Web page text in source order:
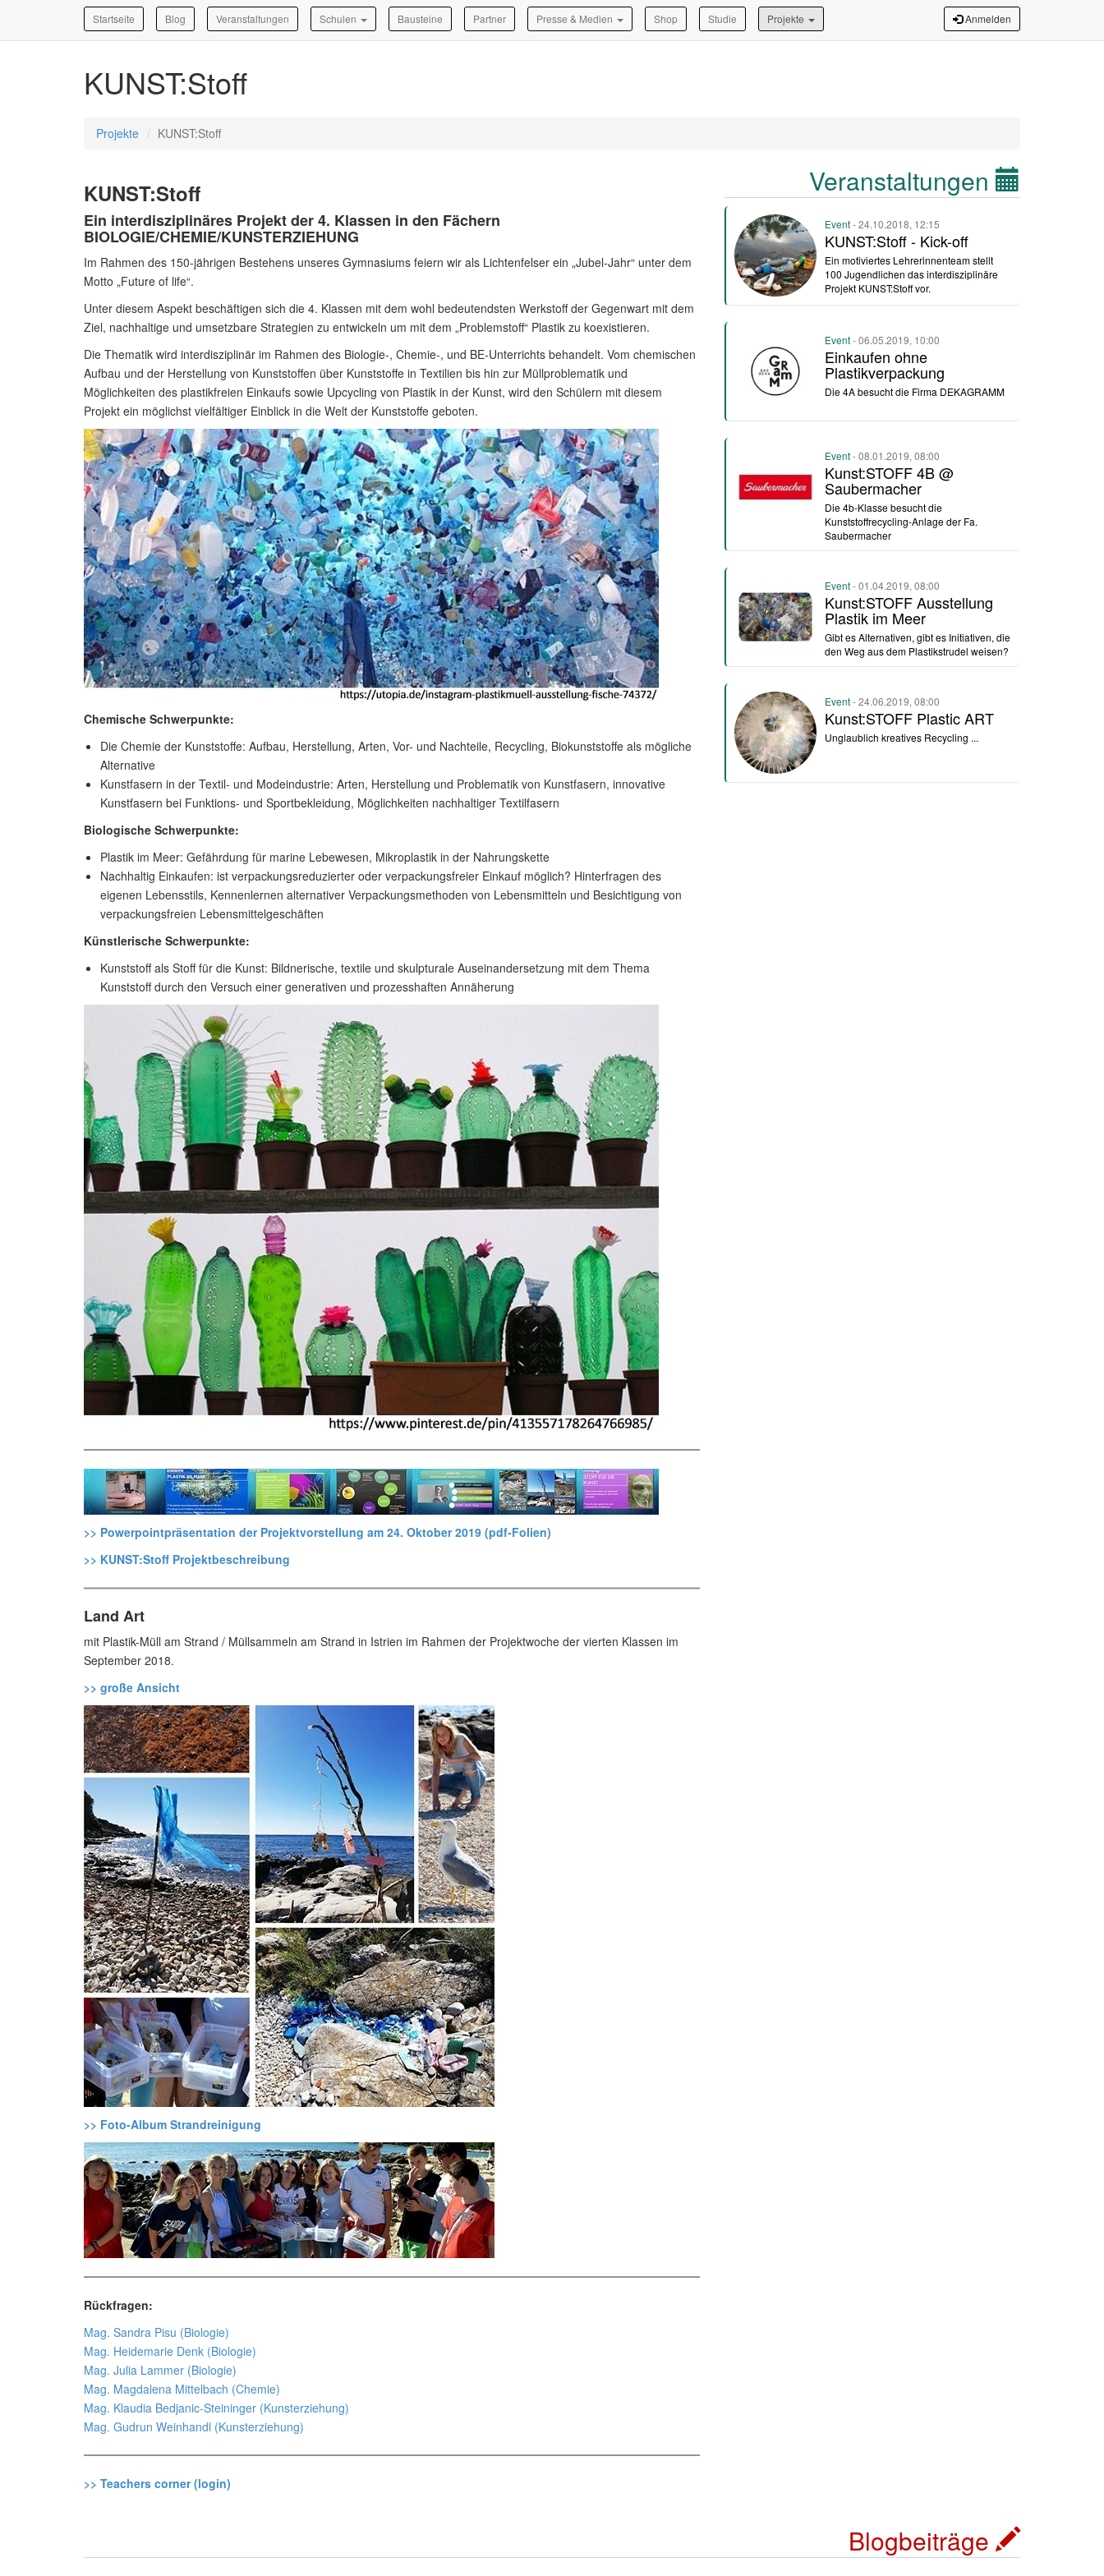
Anmelden
Startseite Blog Veranstaltungen Schulen Bausteine Partner Presse & Medien Shop Studie Projekte
KUNST:Stoff
Projekte KUNST:Stoff
KUNST:Stoff
Ein interdisziplinäres Projekt der 4. Klassen in den Fächern
BIOLOGIE/CHEMIE/KUNSTERZIEHUNG
Im Rahmen des 150-jährigen Bestehens unseres Gymnasiums feiern wir als Lichtenfelser ein „Jubel-Jahr“ unter dem
Motto „Future of life“.
Unter diesem Aspekt beschäftigen sich die 4. Klassen mit dem wohl bedeutendsten Werkstoff der Gegenwart mit dem
Ziel, nachhaltige und umsetzbare Strategien zu entwickeln um mit dem „Problemstoff“ Plastik zu koexistieren.
Die Thematik wird interdisziplinär im Rahmen des Biologie-, Chemie-, und BE-Unterrichts behandelt. Vom chemischen
Aufbau und der Herstellung von Kunststoffen über Kunststoffe in Textilien bis hin zur Müllproblematik und
Möglichkeiten des plastikfreien Einkaufs sowie Upcycling von Plastik in der Kunst, wird den Schülern mit diesem
Projekt ein möglichst vielfältiger Einblick in die Welt der Kunststoffe geboten.
Chemische Schwerpunkte:
Die Chemie der Kunststoffe: Aufbau, Herstellung, Arten, Vor- und Nachteile, Recycling, Biokunststoffe als mögliche
Alternative
Kunstfasern in der Textil- und Modeindustrie: Arten, Herstellung und Problematik von Kunstfasern, innovative
Kunstfasern bei Funktions- und Sportbekleidung, Möglichkeiten nachhaltiger Textilfasern
Biologische Schwerpunkte:
Plastik im Meer: Gefährdung für marine Lebewesen, Mikroplastik in der Nahrungskette
Nachhaltig Einkaufen: ist verpackungsreduzierter oder verpackungsfreier Einkauf möglich? Hinterfragen des
eigenen Lebensstils, Kennenlernen alternativer Verpackungsmethoden von Lebensmitteln und Besichtigung von
verpackungsfreien Lebensmittelgeschäften
Künstlerische Schwerpunkte:
Kunststoff als Stoff für die Kunst: Bildnerische, textile und skulpturale Auseinandersetzung mit dem Thema
Kunststoff durch den Versuch einer generativen und prozesshaften Annäherung
>> Powerpointpräsentation der Projektvorstellung am 24. Oktober 2019 (pdf-Folien)
>> KUNST:Stoff Projektbeschreibung
Land Art
mit Plastik-Müll am Strand / Müllsammeln am Strand in Istrien im Rahmen der Projektwoche der vierten Klassen im
September 2018.
>> große Ansicht
>> Foto-Album Strandreinigung
Rückfragen:
Mag. Sandra Pisu (Biologie)
Mag. Heidemarie Denk (Biologie)
Mag. Julia Lammer (Biologie)
Mag. Magdalena Mittelbach (Chemie)
Mag. Klaudia Bedjanic-Steininger (Kunsterziehung)
Mag. Gudrun Weinhandl (Kunsterziehung)
>> Teachers corner (login)
Veranstaltungen
Event- 24.10.2018, 12:15
KUNST:Stoff - Kick-off
Ein motiviertes Lehrerinnenteam stellt
100 Jugendlichen das interdisziplinäre
Projekt KUNST:Stoff vor.
Event- 06.05.2019, 10:00
Einkaufen ohne
Plastikverpackung
Die 4A besucht die Firma DEKAGRAMM
Event- 08.01.2019, 08:00
Kunst:STOFF 4B @
Saubermacher
Die 4b-Klasse besucht die
Kunststoffrecycling-Anlage der Fa.
Saubermacher
Event- 01.04.2019, 08:00
Kunst:STOFF Ausstellung
Plastik im Meer
Gibt es Alternativen, gibt es Initiativen, die
den Weg aus dem Plastikstrudel weisen?
Event- 24.06.2019, 08:00
Kunst:STOFF Plastic ART
Unglaublich kreatives Recycling ...
Blogbeiträge